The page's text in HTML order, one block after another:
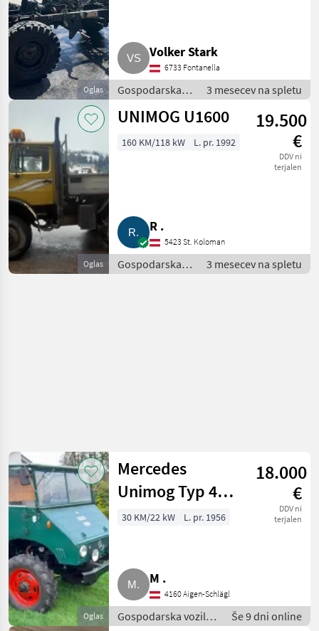
Oglas
Volker Stark
6733 Fontanella
Gospodarska
vozila /
Tovornjak
3 mesecev na spletu
Oglas
UNIMOG U1600
19.500
€
DDV ni
terjalen
160 KM/118 kW L. pr. 1992
R .
5423 St. Koloman
Gospodarska
vozila /
3 mesecev na spletu
Oglas
Mercedes
Unimog Typ 411
Bj. 1956
18.000
€
DDV ni
terjalen
30 KM/22 kW L. pr. 1956
M .
4160 Aigen-Schlägl
Gospodarska vozila /
Še 9 dni online